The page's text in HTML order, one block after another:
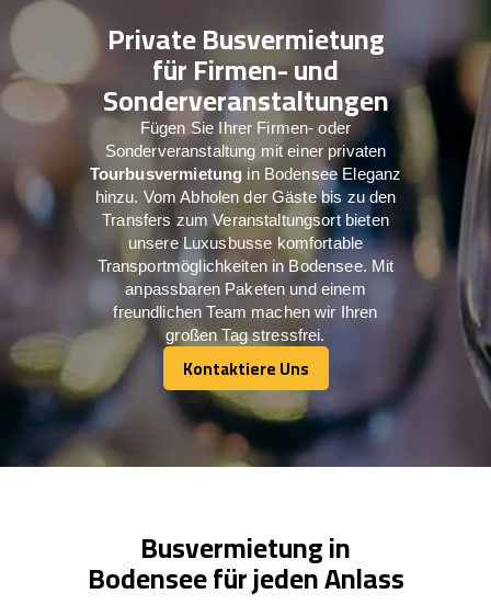
Private Busvermietung
für Firmen- und
Sonderveranstaltungen
Fügen Sie Ihrer Firmen- oder
Sonderveranstaltung mit einer privaten
Tourbusvermietung in Bodensee Eleganz
hinzu. Vom Abholen der Gäste bis zu den
Transfers zum Veranstaltungsort bieten
unsere Luxusbusse komfortable
Transportmöglichkeiten in Bodensee. Mit
anpassbaren Paketen und einem
freundlichen Team machen wir Ihren
großen Tag stressfrei.
Kontaktiere Uns
Kontaktiere Uns
Busvermietung in
Bodensee für jeden Anlass